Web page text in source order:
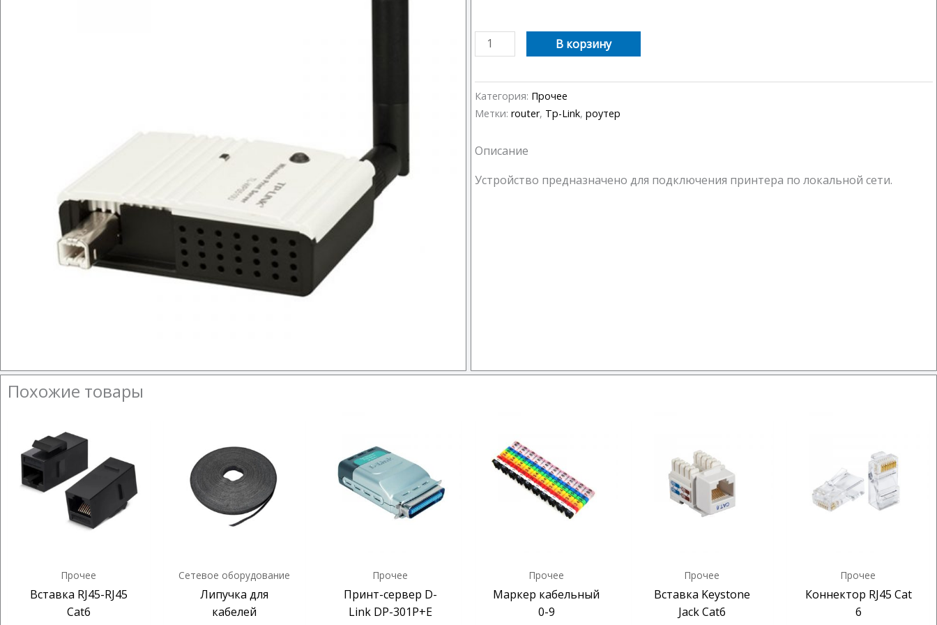
Количество
товара
сервер
Tp-
TL-
В корзину
Категория: Прочее
Метки: router, Tp-Link, роутер
Описание
Устройство предназначено для подключения принтера по локальной сети.
Похожие товары
Прочее
Вставка RJ45-RJ45
Cat6
Сетевое оборудование
Липучка для
кабелей
Прочее
Принт-сервер D-
Link DP-301P+E
Прочее
Маркер кабельный
0-9
Прочее
Вставка Keystone
Jack Cat6
Прочее
Коннектор RJ45 Cat
6